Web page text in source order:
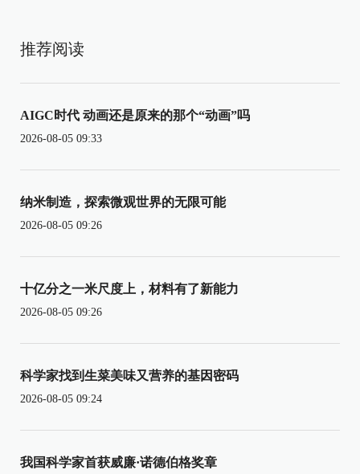
推荐阅读
AIGC时代 动画还是原来的那个“动画”吗
2026-08-05 09:33
纳米制造，探索微观世界的无限可能
2026-08-05 09:26
十亿分之一米尺度上，材料有了新能力
2026-08-05 09:26
科学家找到生菜美味又营养的基因密码
2026-08-05 09:24
我国科学家首获威廉·诺德伯格奖章